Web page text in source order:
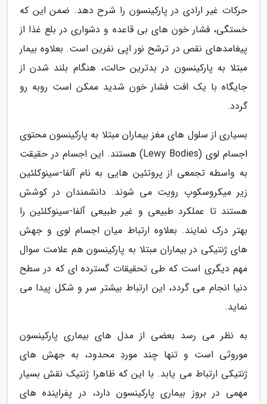
حرکات غیر ارادی در پارکینسون را شرح دهد. ضمن این که
خستگی، فشار خون های بی قاعده و دشواری در بلع غذا از
پیغامدهای نقص در ترشح نور اپی نفرین است. بعلاوه بیمار
مبتلا به پارکینسون در بدترین حالت، هنگام بلند شدن از
جایگاه با یک افت فشار خون شدید ممکن است روبه رو
گردد.
بسیاری از سلول های مغز بیماران مبتلا به پارکینسون محتوی
اجسام لوی (Lewy Bodies) هستند. این اجسام در حقیقت
به واسطه تجمعی از پروتئین هایی به نام آلفا-سینوکلئین
زیر میکروسکوپ رویت می شوند. دانشمندان در کوشش
هستند تا عملکرد طبیعی و غیر طبیعی آلفا-سینوکلئین را
بهتر درک نمایند. بعلاوه ارتباط میان اجسام لوی و جهش
های ژنتیکی در بیماران مبتلا به پارکینسون هم علامت سوال
مهم دیگری است که طی تحقیقات گسترده ای که در سطح
دنیا انجام می گردد، این ارتباط بیشتر سر و شکل پیدا می
نماید.
به نظر می رسد بعضی از مدل های بیماری پارکینسون
موروثی است و تنها چند موردِ محدود، به جهش های
ژنتیکی ارتباط می یابد. با این که ظاهرا ژنتیک نقش بسیار
مهمی در بروز بیماری پارکینسون دارد، در پفراینده های